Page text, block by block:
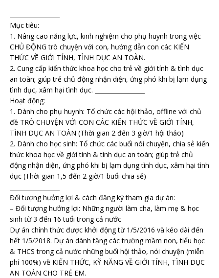
Mục tiêu:
1. Nâng cao năng lực, kinh nghiệm cho phụ huynh trong việc
CHỦ ĐỘNG trò chuyện với con, hướng dẫn con các KIẾN
THỨC VỀ GIỚI TÍNH, TÌNH DỤC AN TOÀN.
2. Cung cấp kiến thức khoa học cho trẻ về giới tính & tình dục
an toàn; giúp trẻ chủ động nhận diện, ứng phó khi bị lạm dụng
tình dục, xâm hại tình dục. _________________
Hoạt động:
1. Dành cho phụ huynh: Tổ chức các hội thảo, offline với chủ
đề TRÒ CHUYỆN VỚI CON CÁC KIẾN THỨC VỀ GIỚI TÍNH,
TÌNH DỤC AN TOÀN (Thời gian 2 đến 3 giờ/1 hội thảo)
2. Dành cho học sinh: Tổ chức các buổi nói chuyện, chia sẻ kiến
thức khoa học về giới tính & tình dục an toàn; giúp trẻ chủ
động nhận diện, ứng phó khi bị lạm dụng tình dục, xâm hại tình
dục (Thời gian 1,5 đến 2 giờ/1 buổi chia sẻ)
Đối tượng hưởng lợi & cách đăng ký tham gia dự án:
– Đối tượng hưởng lợi: Những người làm cha, làm mẹ & học
sinh từ 3 đến 16 tuổi trong cả nước
Dự án chính thức được khởi động từ 1/5/2016 và kéo dài đến
hết 1/5/2018. Dự án dành tặng các trường mầm non, tiểu học
& THCS trong cả nước những buổi hội thảo, nói chuyện (miễn
phí 100%) về KIẾN THỨC, KỸ NĂNG VỀ GIỚI TÍNH, TÌNH DỤC
AN TOÀN CHO TRẺ EM.